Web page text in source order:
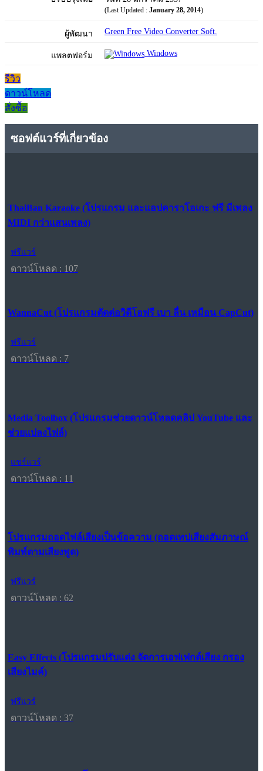
(Last Updated : January 28, 2014)
ผู้พัฒนา Green Free Video Converter Soft.
แพลตฟอร์ม Windows
รีวิว
ดาวน์โหลด
สั่งซื้อ
ซอฟต์แวร์ที่เกี่ยวข้อง
ThaiBan Karaoke (โปรแกรม และแอปคาราโอเกะ ฟรี มีเพลง
MIDI กว่าแสนเพลง)
ฟรีแวร์
ดาวน์โหลด : 107
WannaCut (โปรแกรมตัดต่อวิดีโอฟรี เบา ลื่น เหมือน CapCut)
ฟรีแวร์
ดาวน์โหลด : 7
Media Toolbox (โปรแกรมช่วยดาวน์โหลดคลิป YouTube และ
ช่วยแปลงไฟล์)
แชร์แวร์
ดาวน์โหลด : 11
โปรแกรมถอดไฟล์เสียงเป็นข้อความ (ถอดเทปเสียงสัมภาษณ์
พิมพ์ตามเสียงพูด)
ฟรีแวร์
ดาวน์โหลด : 62
Easy Effects (โปรแกรมปรับแต่ง จัดการเอฟเฟกต์เสียง กรอง
เสียงไมค์)
ฟรีแวร์
ดาวน์โหลด : 37